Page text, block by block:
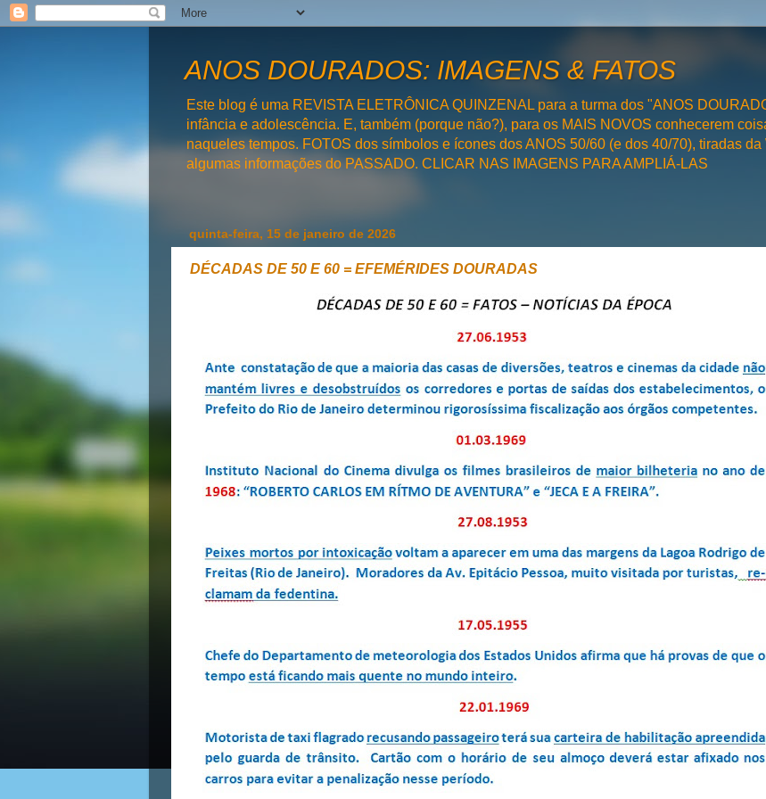
ANOS DOURADOS: IMAGENS & FATOS
Este blog é uma REVISTA ELETRÔNICA QUINZENAL para a turma dos "ANOS
infância e adolescência. E, também (porque não?), para os MAIS NOVOS conhecerem
naqueles tempos. FOTOS dos símbolos e ícones dos ANOS 50/60 (e dos 40/70), tiradas
algumas informações do PASSADO. CLICAR NAS IMAGENS PARA AMPLIÁ-LAS
quinta-feira, 15 de janeiro de 2026
DÉCADAS DE 50 E 60 = EFEMÉRIDES DOURADAS